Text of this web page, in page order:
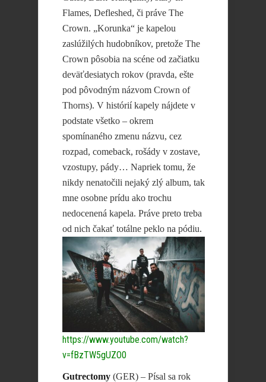
Flames, Defleshed, či práve The
Crown. „Korunka“ je kapelou
zaslúžilých hudobníkov, pretože The
Crown pôsobia na scéne od začiatku
deväťdesiatych rokov (pravda, ešte
pod pôvodným názvom Crown of
Thorns). V histórií kapely nájdete v
podstate všetko – okrem
spomínaného zmenu názvu, cez
rozpad, comeback, rošády v zostave,
vzostupy, pády… Napriek tomu, že
nikdy nenatočili nejaký zlý album, tak
mne osobne prídu ako trochu
nedocenená kapela. Práve preto treba
od nich čakať totálne peklo na pódiu.
https://www.youtube.com/watch?
v=fBzTW5gUZO0
Gutrectomy (GER) – Písal sa rok